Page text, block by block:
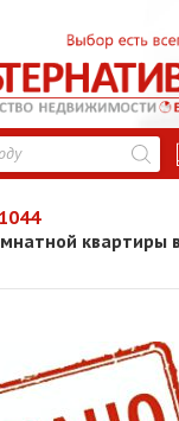
квартиры